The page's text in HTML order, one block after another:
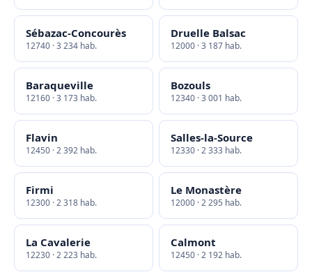
Sébazac-Concourès
12740 · 3 234 hab.
Druelle Balsac
12000 · 3 187 hab.
Baraqueville
12160 · 3 173 hab.
Bozouls
12340 · 3 001 hab.
Flavin
12450 · 2 392 hab.
Salles-la-Source
12330 · 2 333 hab.
Firmi
12300 · 2 318 hab.
Le Monastère
12000 · 2 295 hab.
La Cavalerie
12230 · 2 223 hab.
Calmont
12450 · 2 192 hab.